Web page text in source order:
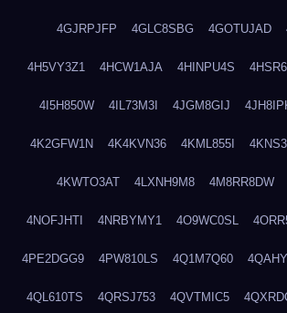
4GJRPJFP 4GLC8SBG 4GOTUJAD
4H5VY3Z1 4HCW1AJA 4HINPU4S
4I5H850W 4IL73M3I 4JGM8GIJ
4K2GFW1N 4K4KVN36 4KML855I
4KWTO3AT 4LXNH9M8 4M8RR8DW
4NOFJHTI 4NRBYMY1 4O9WC0SL
4PE2DGG9 4PW810LS 4Q1M7Q60
4QL610TS 4QRSJ753 4QVTMIC5